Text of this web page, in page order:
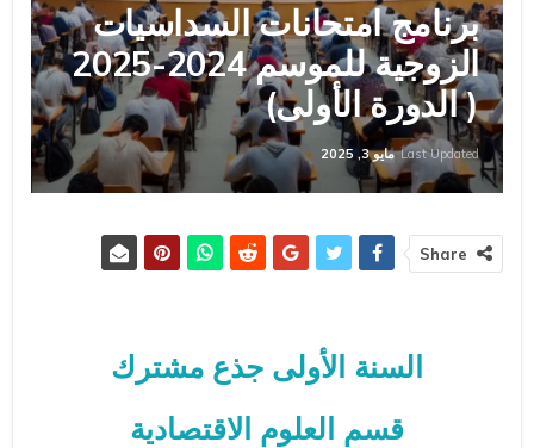
برنامج امتحانات السداسيات
الزوجية للموسم 2024-2025
( الدورة الأولى)
Last Updated مايو 3, 2025
Share
السنة الأولى جذع مشترك
قسم العلوم الاقتصادية